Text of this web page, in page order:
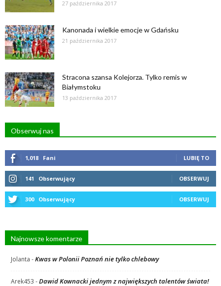
27 października 2017
Kanonada i wielkie emocje w Gdańsku
21 października 2017
Stracona szansa Kolejorza. Tylko remis w
Białymstoku
13 października 2017
Obserwuj nas
1,018 Fani LUBIĘ TO
141 Obserwujący OBSERWUJ
300 Obserwujący OBSERWUJ
Najnowsze komentarze
Jolanta -Kwas w Polonii Poznań nie tylko chlebowy
Arek453 -Dawid Kownacki jednym z największych talentów świata!